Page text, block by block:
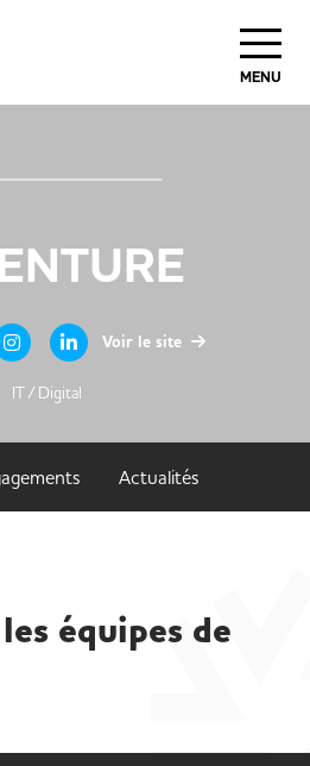
MENU
Voir le site
IT / Digital
Actualités
équipes de